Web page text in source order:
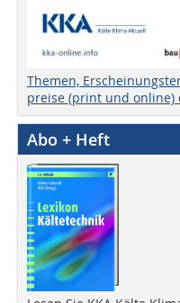
Themen,
preise (print und online)
Abo + Heft